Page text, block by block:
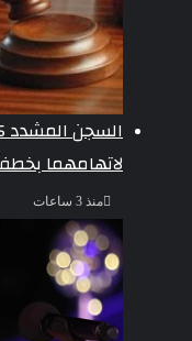
لاتهامهما
منذ 3 ساعات